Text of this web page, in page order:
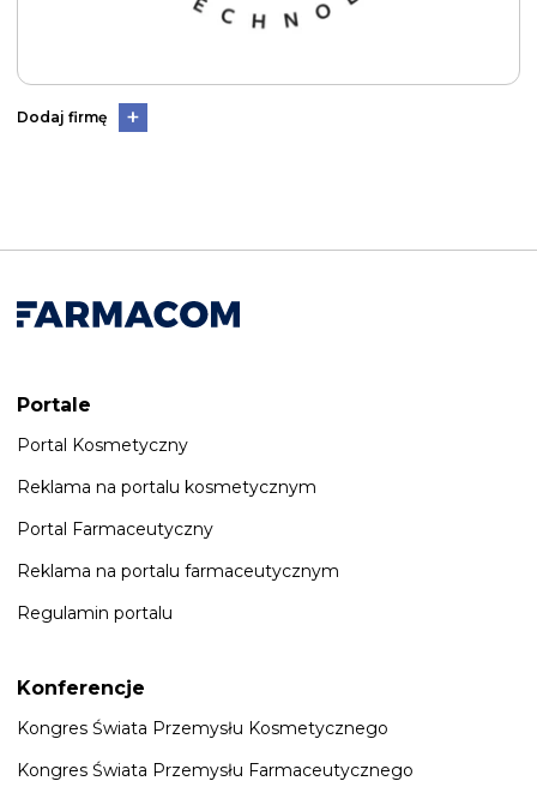
Dodaj firmę
Portale
Portal Kosmetyczny
Reklama na portalu kosmetycznym
Portal Farmaceutyczny
Reklama na portalu farmaceutycznym
Regulamin portalu
Konferencje
Kongres Świata Przemysłu Kosmetycznego
Kongres Świata Przemysłu Farmaceutycznego